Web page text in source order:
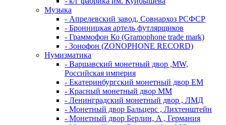
Музыка
- Апрелевский завод, Совнархоз РСФСР
- Бронницкая артель футлярщиков
- Граммофон Ко (Gramophone trade mark)
- Зонофон (ZONOPHONE RECORD)
Нумизматика
- Варшавский монетный двор ,MW,
Российская империя
- Екатеринбургский монетный двор ЕМ
- Красный монетный двор ММ
- Ленинградский монетный двор , ЛМД
- Монетный двор Бальцерс , Лихтенштейн
- Монетный двор Берлин, A , Германия